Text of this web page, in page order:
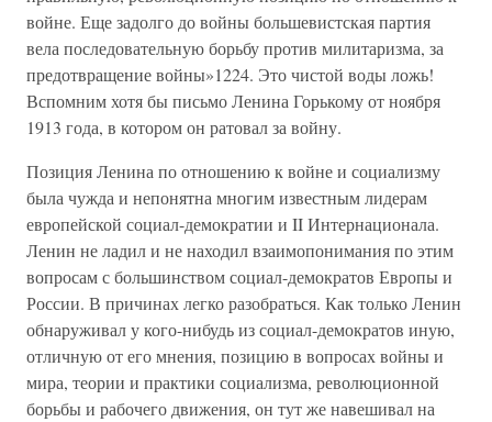
войне. Еще задолго до войны большевистская партия
вела последовательную борьбу против милитаризма, за
предотвращение войны»1224. Это чистой воды ложь!
Вспомним хотя бы письмо Ленина Горькому от ноября
1913 года, в котором он ратовал за войну.
Позиция Ленина по отношению к войне и социализму
была чужда и непонятна многим известным лидерам
европейской социал-демократии и II Интернационала.
Ленин не ладил и не находил взаимопонимания по этим
вопросам с большинством социал-демократов Европы и
России. В причинах легко разобраться. Как только Ленин
обнаруживал у кого-нибудь из социал-демократов иную,
отличную от его мнения, позицию в вопросах войны и
мира, теории и практики социализма, революционной
борьбы и рабочего движения, он тут же навешивал на